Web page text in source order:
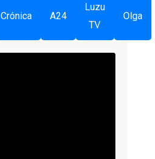
Crónica A24
Luzu
TV
Olga